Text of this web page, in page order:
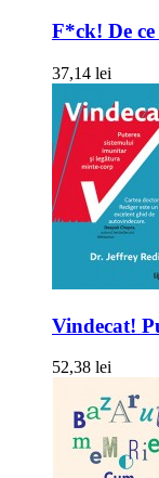
F*ck! De
37,14 lei
Vindecat!
52,38 lei